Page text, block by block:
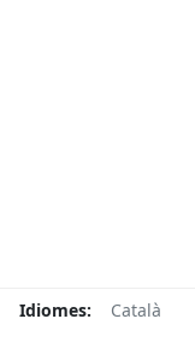
Idiomes: Català